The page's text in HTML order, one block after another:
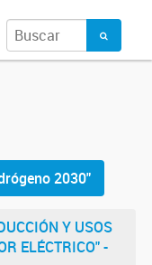
2030"
Y USOS
ELÉCTRICO" -